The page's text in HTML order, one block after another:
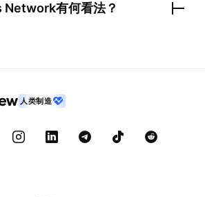
Network有何看法？
人类制造